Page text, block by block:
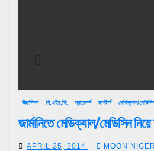
উচ্চশিক্ষা পি.এইচ.ডি. ব্যাচেলর্স মাস্টার্স মেডিক্যাল/মেডিসিন
জার্মানিতে মেডিক্যাল/মেডিসিন
APRIL 25, 2014 MOON NIGER